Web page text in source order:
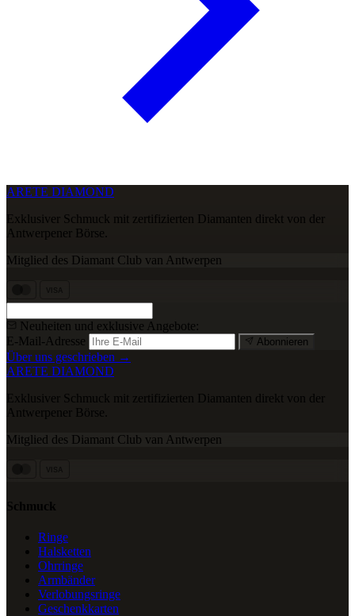
ARETE DIAMOND
Exklusiver Schmuck mit zertifizierten Diamanten direkt von der
Antwerpener Börse.
Mitglied des Diamant Club van Antwerpen
Neuheiten und exklusive Angebote:
E-Mail-Adresse
Abonnieren
Über uns geschrieben →
ARETE DIAMOND
Exklusiver Schmuck mit zertifizierten Diamanten direkt von der
Antwerpener Börse.
Mitglied des Diamant Club van Antwerpen
Schmuck
Ringe
Halsketten
Ohrringe
Armbänder
Verlobungsringe
Geschenkkarten